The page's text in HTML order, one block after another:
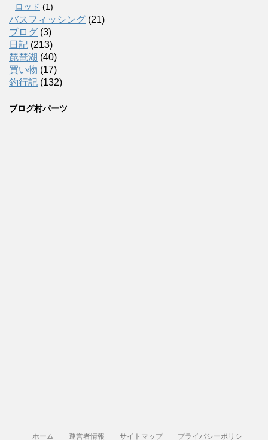
ロッド (1)
バスフィッシング (21)
ブログ (3)
日記 (213)
琵琶湖 (40)
買い物 (17)
釣行記 (132)
ブログ村パーツ
ホーム 運営者情報 サイトマップ プライバシーポリシ